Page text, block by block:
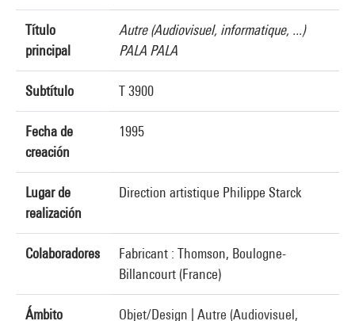
Título
principal
Autre (Audiovisuel, informatique, ...)
PALA PALA
Subtítulo T 3900
Fecha de
creación
1995
Lugar de
realización
Direction artistique Philippe Starck
Colaboradores
Fabricant : Thomson, Boulogne-
Billancourt (France)
Ámbito Objet/Design Autre (Audiovisuel,